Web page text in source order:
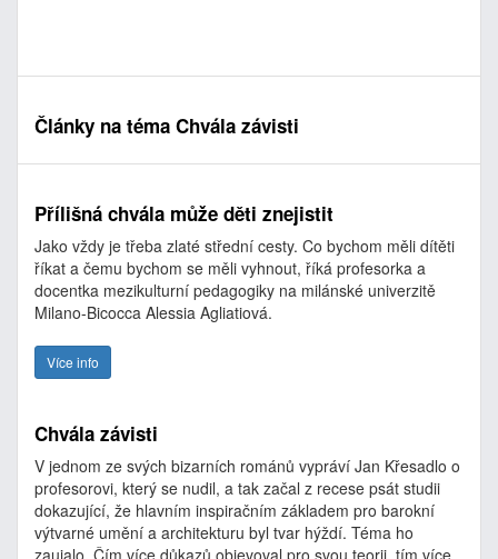
Články na téma Chvála závisti
Přílišná chvála může děti znejistit
Jako vždy je třeba zlaté střední cesty. Co bychom měli dítěti
říkat a čemu bychom se měli vyhnout, říká profesorka a
docentka mezikulturní pedagogiky na milánské univerzitě
Milano-Bicocca Alessia Agliatiová.
Více info
Chvála závisti
V jednom ze svých bizarních románů vypráví Jan Křesadlo o
profesorovi, který se nudil, a tak začal z recese psát studii
dokazující, že hlavním inspiračním základem pro barokní
výtvarné umění a architekturu byl tvar hýždí. Téma ho
zaujalo. Čím více důkazů objevoval pro svou teorii, tím více